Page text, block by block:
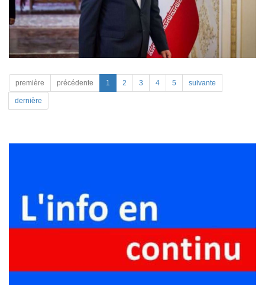
première précédente 1 2 3 4 5 suivante
dernière